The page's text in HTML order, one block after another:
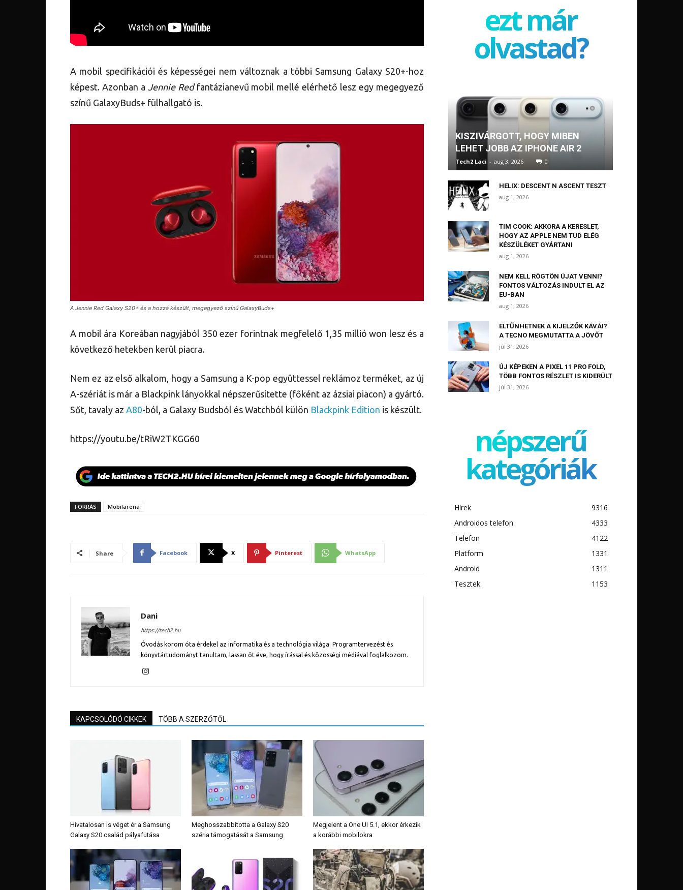
A mobil specifikációi és képességei nem változnak a többi Samsung Galaxy S20+-hoz
képest. Azonban a Jennie Redfantázianevű mobil mellé elérhető lesz egy megegyező
színű GalaxyBuds+ fülhallgató is.
A Jennie Red Galaxy S20+ és a hozzá készült, megegyező színű GalaxyBuds+
A mobil ára Koreában nagyjából 350 ezer forintnak megfelelő 1,35 millió won lesz és a
következő hetekben kerül piacra.
Nem ez az első alkalom, hogy a Samsung a K-pop együttessel reklámoz terméket, az új
A-szériát is már a Blackpink lányokkal népszerűsítette (főként az ázsiai piacon) a gyártó.
Sőt, tavaly az A80-ból, a Galaxy Budsból és Watchból külön Blackpink Edition is készült.
https://youtu.be/tRiW2TKGG60
FORRÁS Mobilarena
Share Facebook X Pinterest WhatsApp
Dani
https://tech2.hu
Óvodás korom óta érdekel az informatika és a technológia világa. Programtervezést és
könyvtártudományt tanultam, lassan öt éve, hogy írással és közösségi médiával foglalkozom.
KAPCSOLÓDÓ CIKKEK TÖBB A SZERZŐTŐL
Hivatalosan is véget ér a Samsung
Galaxy S20 család pályafutása
Meghosszabbította a Galaxy S20
széria támogatását a Samsung
Megjelent a One UI 5.1, ekkor érkezik
a korábbi mobilokra
ezt már
olvastad?
KISZIVÁRGOTT, HOGY MIBEN
LEHET JOBB AZ IPHONE AIR 2
Tech2 Laci - aug 3, 2026 0
HELIX: DESCENT N ASCENT TESZT
aug 1, 2026
TIM COOK: AKKORA A KERESLET,
HOGY AZ APPLE NEM TUD ELÉG
KÉSZÜLÉKET GYÁRTANI
aug 1, 2026
NEM KELL RÖGTÖN ÚJAT VENNI?
FONTOS VÁLTOZÁS INDULT EL AZ
EU-BAN
aug 1, 2026
ELTŰNHETNEK A KIJELZŐK KÁVÁI?
A TECNO MEGMUTATTA A JÖVŐT
júl 31, 2026
ÚJ KÉPEKEN A PIXEL 11 PRO FOLD,
TÖBB FONTOS RÉSZLET IS KIDERÜLT
júl 31, 2026
népszerű
kategóriák
Hírek
9316
Androidos telefon
4333
Telefon
4122
Platform
1331
Android
1311
Tesztek
1153